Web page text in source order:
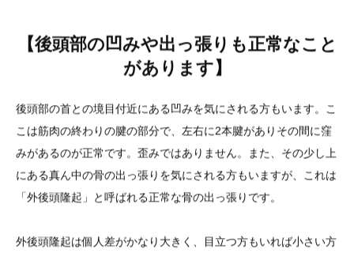
【後頭部の凹みや出っ張りも正常なこと
があります】
後頭部の首との境目付近にある凹みを気にされる方もいます。こ
こは筋肉の終わりの腱の部分で、左右に2本腱がありその間に窪
みがあるのが正常です。歪みではありません。また、その少し上
にある真ん中の骨の出っ張りを気にされる方もいますが、これは
「外後頭隆起」と呼ばれる正常な骨の出っ張りです。
外後頭隆起は個人差がかなり大きく、目立つ方もいれば小さい方